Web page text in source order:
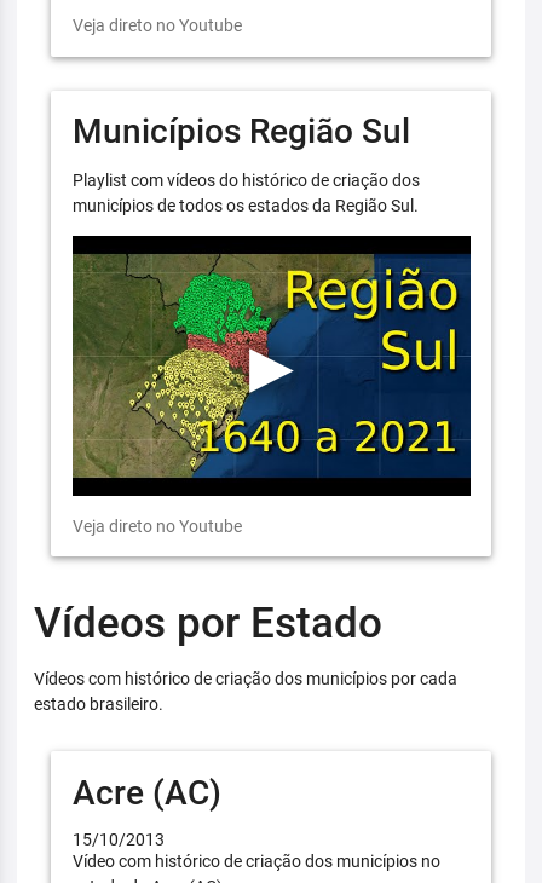
Veja direto no Youtube
Municípios Região Sul
Playlist com vídeos do histórico de criação dos
municípios de todos os estados da Região Sul.
Veja direto no Youtube
Vídeos por Estado
Vídeos com histórico de criação dos municípios por cada
estado brasileiro.
Acre (AC)
15/10/2013
Vídeo com histórico de criação dos municípios no